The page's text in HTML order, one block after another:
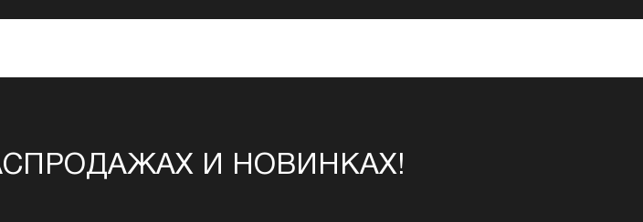
И НОВИНКАХ!